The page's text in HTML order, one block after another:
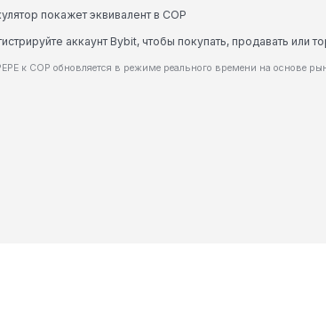
покажет эквивалент в COP
аккаунт Bybit, чтобы покупать, продавать или
к COP обновляется в режиме реального времени на основе